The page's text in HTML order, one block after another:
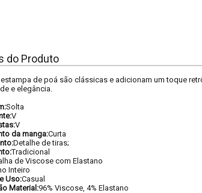
do Produto
de poá são clássicas e adicionam um toque
e elegância.
Solta
V
V
da manga:Curta
Detalhe de tiras;
Tradicional
de Viscose com Elastano
Inteiro
Uso:Casual
Material:96% Viscose, 4% Elastano